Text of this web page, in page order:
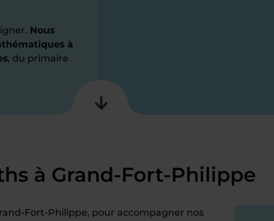
Nous
à
, du primaire
à Grand-Fort-Philippe
Fort-Philippe, pour accompagner nos